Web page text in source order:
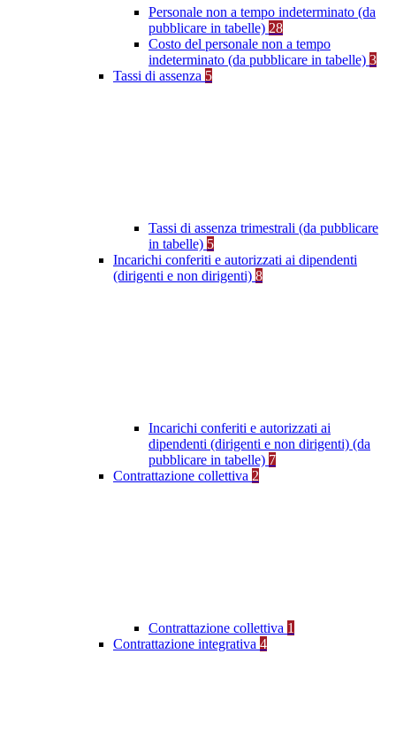
Personale non a tempo indeterminato (da
pubblicare in tabelle) 28
Costo del personale non a tempo
indeterminato (da pubblicare in tabelle) 3
Tassi di assenza 5
Tassi di assenza trimestrali (da pubblicare
in tabelle) 5
Incarichi conferiti e autorizzati ai dipendenti
(dirigenti e non dirigenti) 8
Incarichi conferiti e autorizzati ai
dipendenti (dirigenti e non dirigenti) (da
pubblicare in tabelle) 7
Contrattazione collettiva 2
Contrattazione collettiva 1
Contrattazione integrativa 4